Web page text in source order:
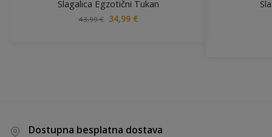
Slagalica Egzotični Tukan
43,99€ 34,99 €
Dostupna besplatna dostava